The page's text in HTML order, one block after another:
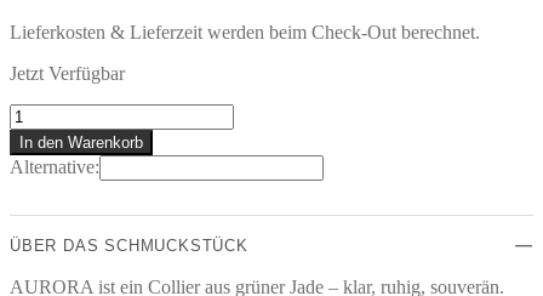
Lieferkosten & Lieferzeit werden beim Check-Out berechnet.
Jetzt Verfügbar
Aurora
Collier
Menge
In den Warenkorb
Alternative:
ÜBER DAS SCHMUCKSTÜCK
AURORA ist ein Collier aus grüner Jade – klar, ruhig, souverän.